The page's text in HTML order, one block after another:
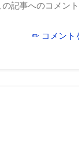
の記事へのコメン
✏ コメント